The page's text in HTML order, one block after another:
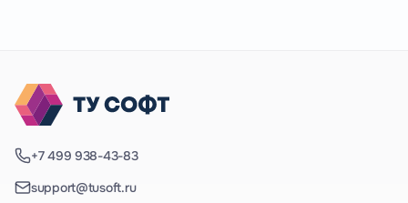
+7 499 938-43-83
support@tusoft.ru